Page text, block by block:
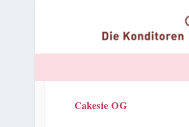
Cakesie OG